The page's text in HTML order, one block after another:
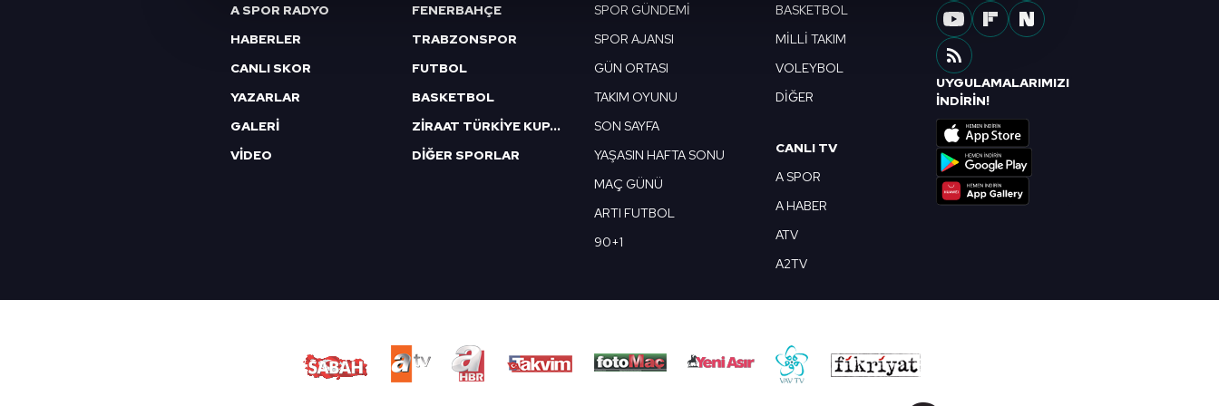
çerezler vasıtasıyla çeşitli kişisel verileriniz işlenmekte olup gerekli olan çerezler bilgi toplumu hizmetlerinin sunulması
amacıyla kullanılmaktadır. Diğer çerezler, sitemizin daha işlevsel kılınması ve kişiselleştirilmesi ve sizlere yönelik
reklam/pazarlama faaliyetlerinin yapılması, amaçlarıyla sınırlı olarak açık rızanız dahilinde kullanılacaktır.
butonuna tıklayabilir,
Çerez Bilgilendirme Metnimizi ziyaret edebilirsiniz.
6698 sayılı Kişisel Verilerin Korunması Kanunu uyarınca hazırlanmış Aydınlatma Metnimizi okumak ve sitemizde ilgili
A SPOR RADYO
HABERLER
CANLI SKOR
YAZARLAR
GALERİ
VİDEO
FENERBAHÇE
TRABZONSPOR
FUTBOL
BASKETBOL
ZİRAAT TÜRKİYE KUPASI
DİĞER SPORLAR
SPOR GÜNDEMİ
SPOR AJANSI
GÜN ORTASI
TAKIM OYUNU
SON SAYFA
YAŞASIN HAFTA SONU
MAÇ GÜNÜ
ARTI FUTBOL
90+1
BASKETBOL
MİLLİ TAKIM
VOLEYBOL
DİĞER
CANLI TV
A SPOR
A HABER
ATV
A2TV
UYGULAMALARIMIZI
İNDİRİN!